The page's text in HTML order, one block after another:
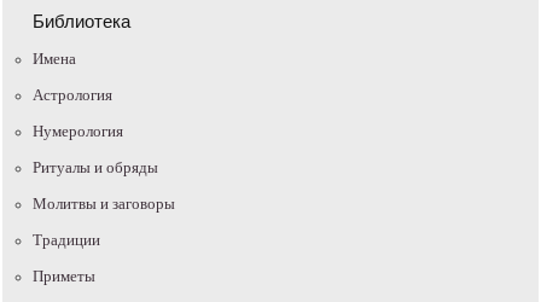
Библиотека
Имена
Астрология
Нумерология
Ритуалы и обряды
Молитвы и заговоры
Традиции
Приметы